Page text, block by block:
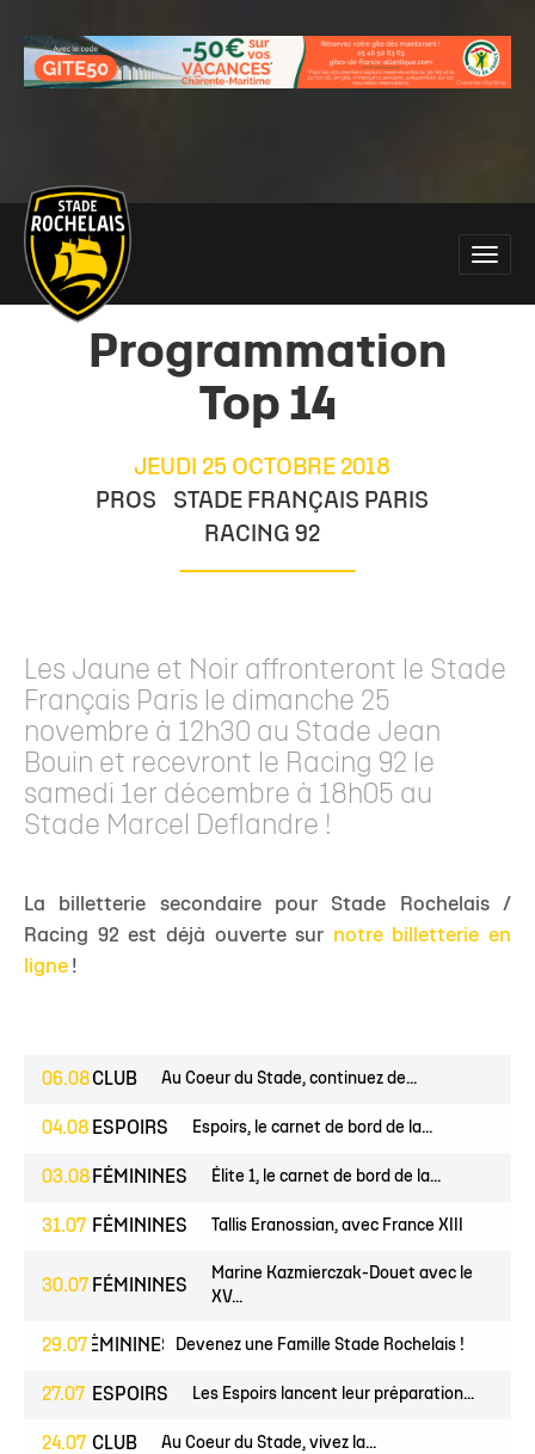
Main
site
navigation
Toggle
Programmation
Top 14
JEUDI 25 OCTOBRE 2018
PROS
STADE FRANÇAIS PARIS
RACING 92
Les Jaune et Noir affronteront le Stade
Français Paris le dimanche 25
novembre à 12h30 au Stade Jean
Bouin et recevront le Racing 92 le
samedi 1er décembre à 18h05 au
Stade Marcel Deflandre !
La billetterie secondaire pour Stade Rochelais /
Racing 92 est déjà ouverte sur notre billetterie en
ligne !
06.08CLUB Au Coeur du Stade, continuez de...
04.08 ESPOIRS Espoirs, le carnet de bord de la...
03.08 FÉMININES Élite 1, le carnet de bord de la...
31.07 FÉMININES Tallis Eranossian, avec France XIII
30.07 FÉMININES
Marine Kazmierczak-Douet avec le
XV...
29.07
FÉMININES CLUB
Devenez une Famille Stade Rochelais !
27.07 ESPOIRS Les Espoirs lancent leur préparation...
24.07 CLUB Au Coeur du Stade, vivez la...